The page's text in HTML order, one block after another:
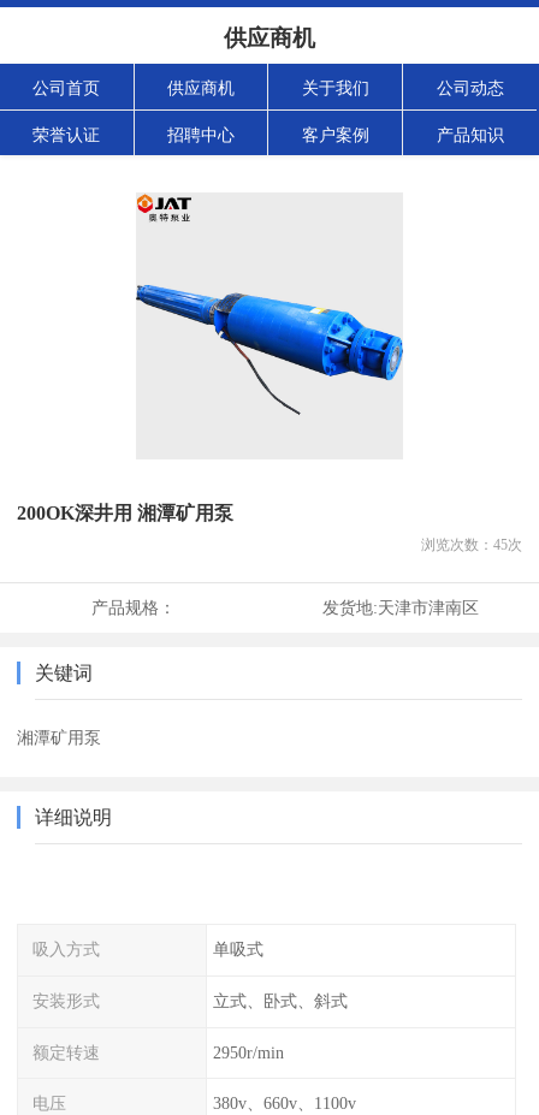
供应商机
公司首页 供应商机 关于我们 公司动态
荣誉认证 招聘中心 客户案例 产品知识
200OK深井用 湘潭矿用泵
浏览次数： 45次
产品规格： 发货地:天津市津南区
关键词
湘潭矿用泵
详细说明
吸入方式 单吸式
安装形式 立式、卧式、斜式
额定转速 2950r/min
电压 380v、660v、1100v